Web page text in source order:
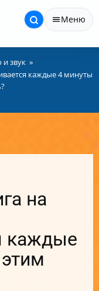
Меню
и звук
каждые 4 минуты
на
каждые